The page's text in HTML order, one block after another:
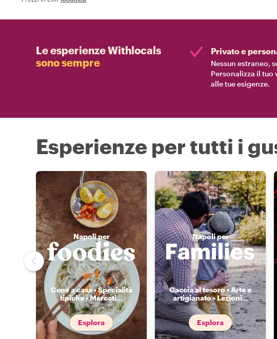
Le esperienze Withlocals
sono sempre
Privato e
Nessun estraneo,
Personalizza il tuo
alle tue esigenze.
Esperienze per tutti i
Napoli per
Cene a casa • Specialità
tipiche • Mercati...
Esplora
Napoli per
Caccia al tesoro • Arte e
artigianato • Lezioni...
Esplora